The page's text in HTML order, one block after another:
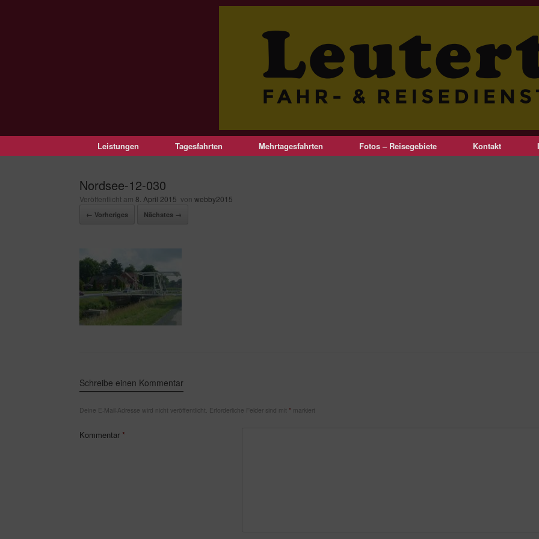
Leistungen Tagesfahrten Mehrtagesfahrten Fotos – Reisegebiete Kontakt
Nordsee-12-030
Veröffentlicht am 8. April 2015 von webby2015
← Vorheriges Nächstes →
Schreibe einen Kommentar
Deine E-Mail-Adresse wird nicht veröffentlicht. Erforderliche Felder sind mit * markiert
Kommentar *